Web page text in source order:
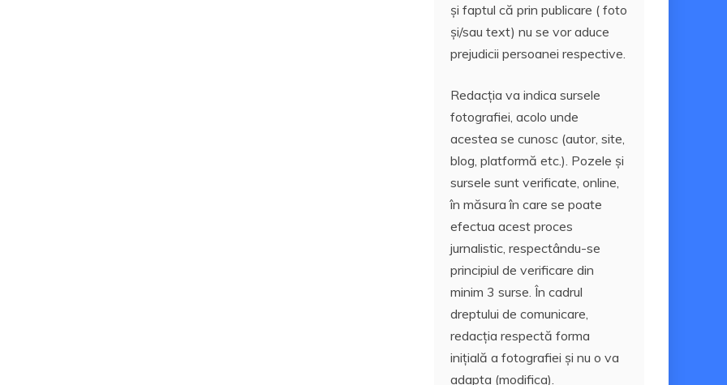
și faptul că prin publicare ( foto
și/sau text) nu se vor aduce
prejudicii persoanei respective.
Redacția va indica sursele
fotografiei, acolo unde
acestea se cunosc (autor, site,
blog, platformă etc.). Pozele și
sursele sunt verificate, online,
în măsura în care se poate
efectua acest proces
jurnalistic, respectându-se
principiul de verificare din
minim 3 surse. În cadrul
dreptului de comunicare,
redacția respectă forma
inițială a fotografiei și nu o va
adapta (modifica).